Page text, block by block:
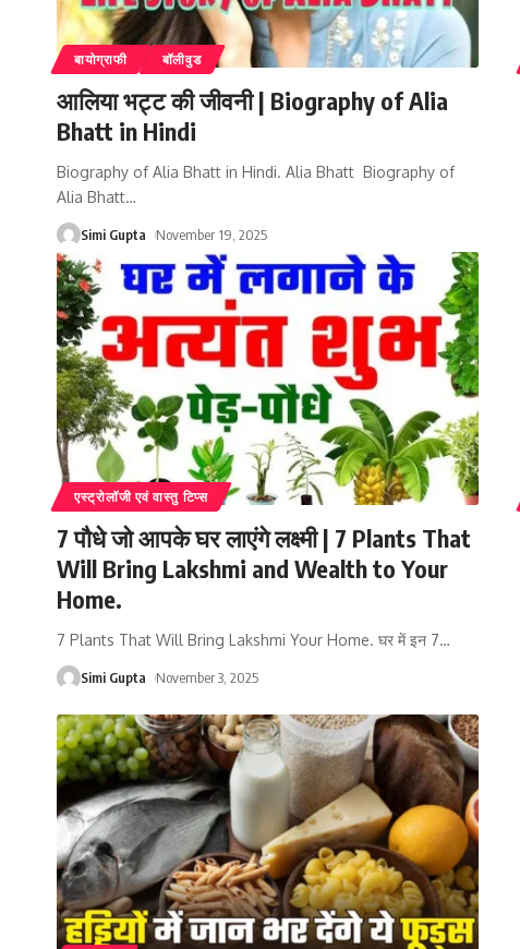
बायोग्राफी बॉलीवुड
आलिया भट्ट की जीवनी | Biography of Alia
Bhatt in Hindi
Biography of Alia Bhatt in Hindi. Alia Bhatt Biography of
Alia Bhatt…
Simi Gupta November 19, 2025
एस्ट्रोलॉजी एवं वास्तु टिप्स
7 पौधे जो आपके घर लाएंगे लक्ष्मी | 7 Plants That
Will Bring Lakshmi and Wealth to Your
Home.
7 Plants That Will Bring Lakshmi Your Home. घर में इन 7…
Simi Gupta November 3, 2025